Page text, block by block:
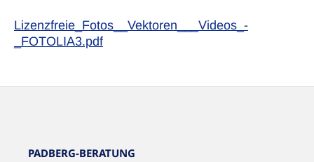
Lizenzfreie_Fotos__Vektoren___Videos_-
_FOTOLIA3.pdf
PADBERG-BERATUNG